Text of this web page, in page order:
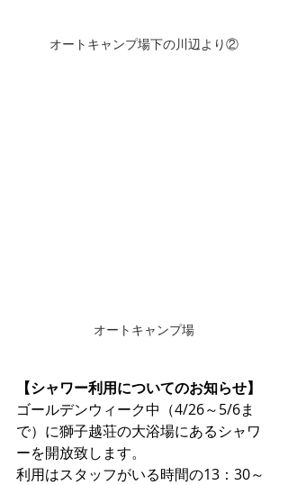
オートキャンプ場下の川辺より②
オートキャンプ場
【シャワー利用についてのお知らせ】
ゴールデンウィーク中（4/26～5/6ま
で）に獅子越荘の大浴場にあるシャワ
ーを開放致します。
利用はスタッフがいる時間の13：30～